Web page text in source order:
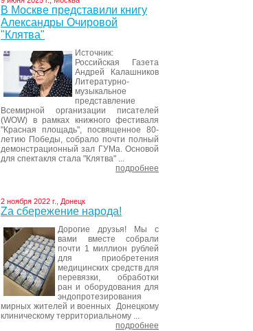
В Москве представили книгу
Александры Очировой
"Клятва"
Источник:
Российская Газета
Андрей Калашников
Литературно-
музыкальное
представление
Всемирной организации писателей
(WOW) в рамках книжного фестиваля
"Красная площадь", посвященное 80-
летию Победы, собрало почти полный
демонстрационный зал ГУМа. Основой
для спектакля стала "Клятва" ...
подробнее
2 ноября 2022 г., Донецк
Za сбережение народа!
Дорогие друзья! Мы с
вами вместе собрали
почти 1 миллион рублей
для приобретения
медицинских средств для
перевязки, обработки
ран и оборудования для
эндопротезирования
мирных жителей и военных Донецкому
клиническому территориальному ...
подробнее